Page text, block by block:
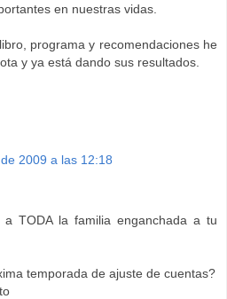
en nuestras vidas.
programa y recomendaciones he
y ya está dando sus resultados.
2009 a las 12:18
a TODA la familia enganchada a tu
temporada de ajuste de cuentas?